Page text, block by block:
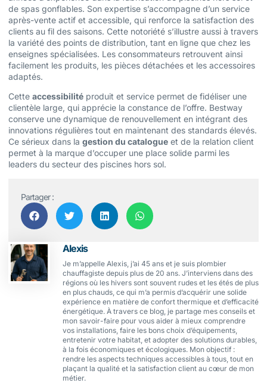
de spas gonflables. Son expertise s’accompagne d’un service
après-vente actif et accessible, qui renforce la satisfaction des
clients au fil des saisons. Cette notoriété s’illustre aussi à travers
la variété des points de distribution, tant en ligne que chez les
enseignes spécialisées. Les consommateurs retrouvent ainsi
facilement les produits, les pièces détachées et les accessoires
adaptés.
Cette accessibilité produit et service permet de fidéliser une
clientèle large, qui apprécie la constance de l’offre. Bestway
conserve une dynamique de renouvellement en intégrant des
innovations régulières tout en maintenant des standards élevés.
Ce sérieux dans la gestion du catalogue et de la relation client
permet à la marque d’occuper une place solide parmi les
leaders du secteur des piscines hors sol.
Partager :
Alexis
Je m’appelle Alexis, j’ai 45 ans et je suis plombier
chauffagiste depuis plus de 20 ans. J’interviens dans des
régions où les hivers sont souvent rudes et les étés de plus
en plus chauds, ce qui m’a permis d’acquérir une solide
expérience en matière de confort thermique et d’efficacité
énergétique. À travers ce blog, je partage mes conseils et
mon savoir-faire pour vous aider à mieux comprendre
vos installations, faire les bons choix d’équipements,
entretenir votre habitat, et adopter des solutions durables,
à la fois économiques et écologiques. Mon objectif :
rendre les aspects techniques accessibles à tous, tout en
plaçant la qualité et la satisfaction client au cœur de mon
métier.